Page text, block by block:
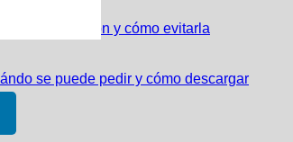
inquiokupación y cómo evitarla
se puede pedir y cómo descargar